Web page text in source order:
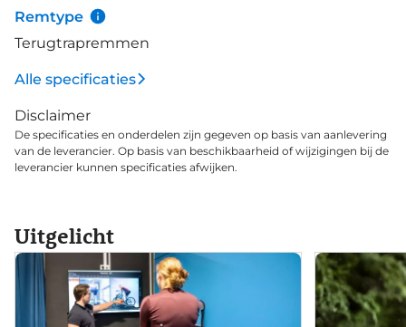
Remtype
Terugtrapremmen
Alle specificaties
Disclaimer
De specificaties en onderdelen zijn gegeven op basis van aanlevering
van de leverancier. Op basis van beschikbaarheid of wijzigingen bij de
leverancier kunnen specificaties afwijken.
Uitgelicht